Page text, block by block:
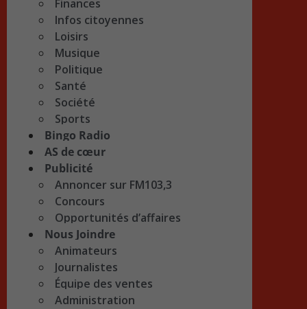
Finances
Infos citoyennes
Loisirs
Musique
Politique
Santé
Société
Sports
Bingo Radio
AS de cœur
Publicité
Annoncer sur FM103,3
Concours
Opportunités d’affaires
Nous Joindre
Animateurs
Journalistes
Équipe des ventes
Administration